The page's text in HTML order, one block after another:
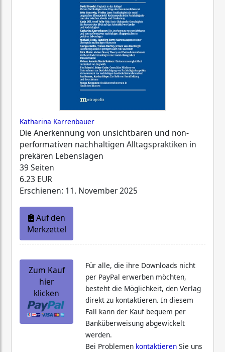
Katharina Karrenbauer
Die Anerkennung von unsichtbaren und non-
performativen nachhaltigen Alltagspraktiken in
prekären Lebenslagen
39 Seiten
6.23 EUR
Erschienen: 11. November 2025
Auf den
Merkzettel
Zum Kauf
hier
klicken
Für alle, die ihre Downloads nicht
per PayPal erwerben möchten,
besteht die Möglichkeit, den Verlag
direkt zu kontaktieren. In diesem
Fall kann der Kauf bequem per
Banküberweisung abgewickelt
werden.
Bei Problemen kontaktieren Sie uns